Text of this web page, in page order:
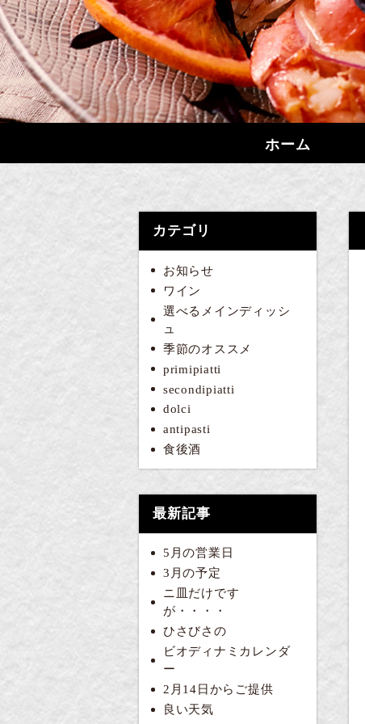
ホーム
カテゴリ
お知らせ
ワイン
選べるメインディッシ
ュ
季節のオススメ
primipiatti
secondipiatti
dolci
antipasti
食後酒
最新記事
5月の営業日
3月の予定
ニ皿だけです
が・・・・
ひさびさの
ビオディナミカレンダ
ー
2月14日からご提供
良い天気